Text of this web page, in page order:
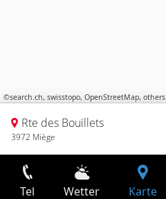
©search.ch, swisstopo, OpenStreetMap, others
Rte des Bouillets
3972 Miège
Tel Wetter Karte